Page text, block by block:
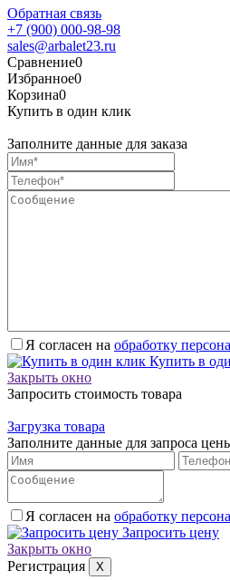
Обратная связь
+7 (900) 000-98-98
sales@arbalet23.ru
Сравнение0
Избранное0
Корзина0
Купить в один клик
Заполните данные для заказа
Я согласен на обработку
Купить в
Закрыть окно
Запросить стоимость товара
Загрузка товара
Заполните данные для запроса
Я согласен на обработку
Запросить цену
Закрыть окно
Регистрация
X